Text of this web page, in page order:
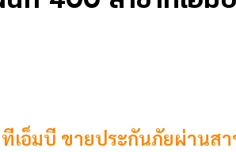
อ็มบี ขายประกันภัยผ่านสา